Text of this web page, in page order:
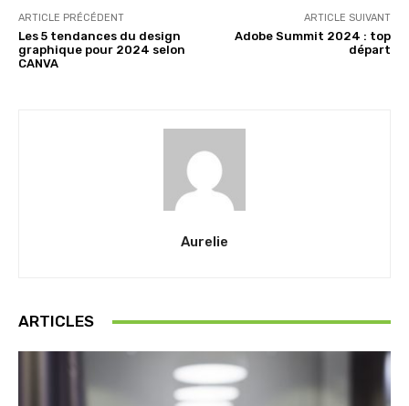
ARTICLE PRÉCÉDENT
Les 5 tendances du design
graphique pour 2024 selon
CANVA
ARTICLE SUIVANT
Adobe Summit 2024 : top
départ
Aurelie
ARTICLES